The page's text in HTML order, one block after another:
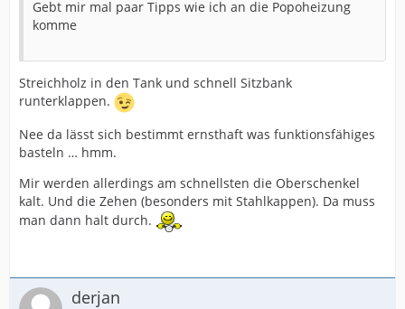
Gebt mir mal paar Tipps wie ich an die Popoheizung
komme
Streichholz in den Tank und schnell Sitzbank
runterklappen.
Nee da lässt sich bestimmt ernsthaft was funktionsfähiges
basteln … hmm.
Mir werden allerdings am schnellsten die Oberschenkel
kalt. Und die Zehen (besonders mit Stahlkappen). Da muss
man dann halt durch.
derjan